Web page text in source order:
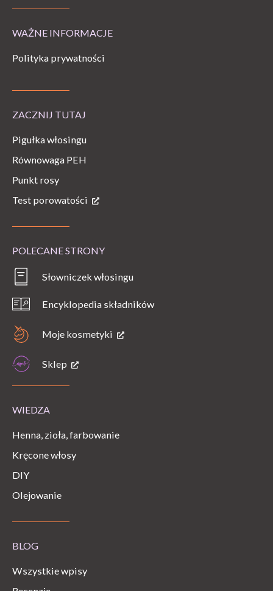
WAŻNE INFORMACJE
Polityka prywatności
ZACZNIJ TUTAJ
Pigułka włosingu
Równowaga PEH
Punkt rosy
Test porowatości
POLECANE STRONY
Słowniczek włosingu
Encyklopedia składników
Moje kosmetyki
Sklep
WIEDZA
Henna, zioła, farbowanie
Kręcone włosy
DIY
Olejowanie
BLOG
Wszystkie wpisy